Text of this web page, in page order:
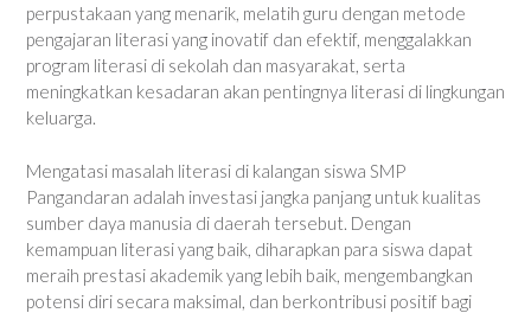
perpustakaan yang menarik, melatih guru dengan metode
pengajaran literasi yang inovatif dan efektif, menggalakkan
program literasi di sekolah dan masyarakat, serta
meningkatkan kesadaran akan pentingnya literasi di lingkungan
keluarga.
Mengatasi masalah literasi di kalangan siswa SMP
Pangandaran adalah investasi jangka panjang untuk kualitas
sumber daya manusia di daerah tersebut. Dengan
kemampuan literasi yang baik, diharapkan para siswa dapat
meraih prestasi akademik yang lebih baik, mengembangkan
potensi diri secara maksimal, dan berkontribusi positif bagi